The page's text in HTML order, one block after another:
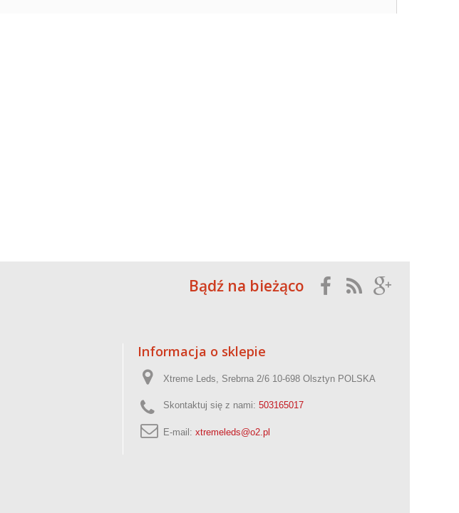
Bądź na bieżąco
Informacja o sklepie
Xtreme Leds, Srebrna 2/6 10-698 Olsztyn POLSKA
Skontaktuj się z nami: 503165017
E-mail: xtremeleds@o2.pl